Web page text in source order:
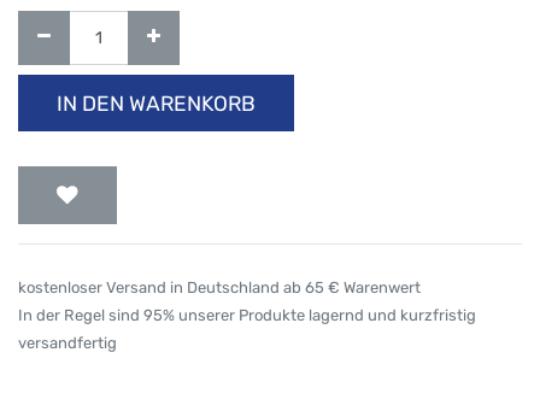
IN DEN WARENKORB
kostenloser Versand in Deutschland ab 65 € Warenwert
In der Regel sind 95% unserer Produkte lagernd und kurzfristig
versandfertig